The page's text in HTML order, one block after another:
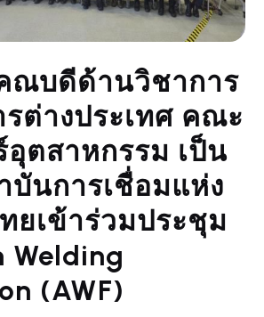
ณบดีด้านวิชาการ
ต่างประเทศ คณะ
ตสาหกรรม เป็น
บันการเชื่อมแห่ง
ยเข้าร่วมประชุม
Welding
(AWF)